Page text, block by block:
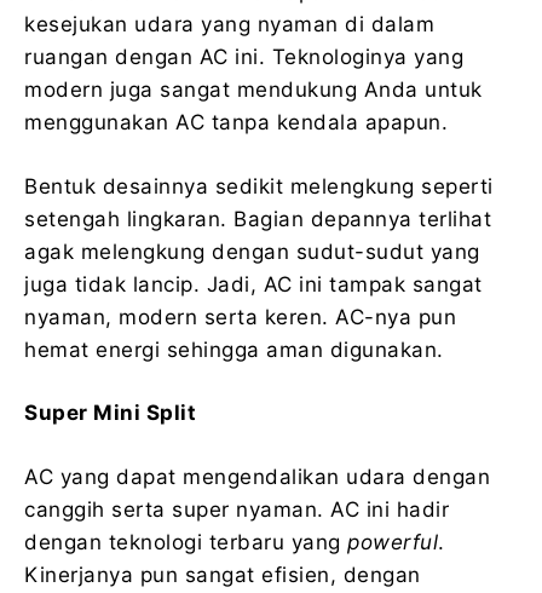
kesejukan udara yang nyaman di dalam
ruangan dengan AC ini. Teknologinya yang
modern juga sangat mendukung Anda untuk
menggunakan AC tanpa kendala apapun.
Bentuk desainnya sedikit melengkung seperti
setengah lingkaran. Bagian depannya terlihat
agak melengkung dengan sudut-sudut yang
juga tidak lancip. Jadi, AC ini tampak sangat
nyaman, modern serta keren. AC-nya pun
hemat energi sehingga aman digunakan.
Super Mini Split
AC yang dapat mengendalikan udara dengan
canggih serta super nyaman. AC ini hadir
dengan teknologi terbaru yang powerful.
Kinerjanya pun sangat efisien, dengan